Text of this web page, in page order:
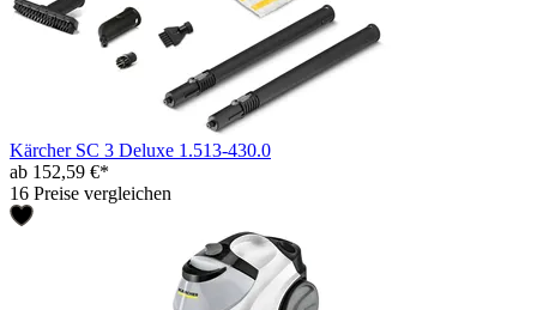
Kärcher SC 3 Deluxe 1.513-430.0
ab 152,59 €*
16 Preise vergleichen